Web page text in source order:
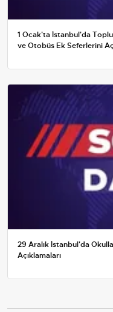
1 Ocak'ta İstanbul'da
ve Otobüs Ek Seferlerini
29 Aralık İstanbul'da
Açıklamaları